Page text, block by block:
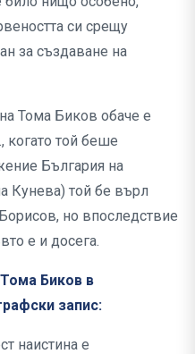
си срещу
за създаване на
Тома Биков обаче е
когато той беше
България на
Кунева) той бе върл
но впоследствие
е и досега.
Биков в
запис:
наистина е